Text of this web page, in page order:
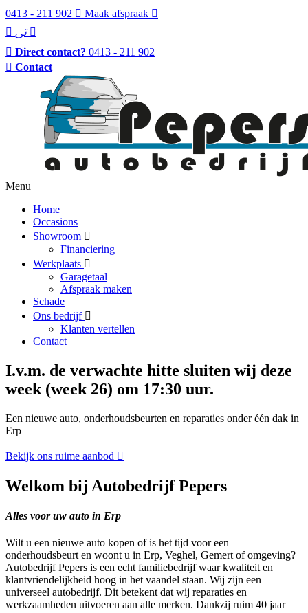
0413 - 211 902 Maak afspraak
Direct contact? 0413 - 211 902
Contact
Menu
Home
Occasions
Showroom
Financiering
Werkplaats
Garagetaal
Afspraak maken
Schade
Ons bedrijf
Klanten vertellen
Contact
I.v.m. de verwachte hitte sluiten wij deze
week (week 26) om 17:30 uur.
Een nieuwe auto, onderhoudsbeurten en reparaties onder één dak in
Erp
Bekijk ons ruime aanbod
Welkom bij Autobedrijf Pepers
Alles voor uw auto in Erp
Wilt u een nieuwe auto kopen of is het tijd voor een
onderhoudsbeurt en woont u in Erp, Veghel, Gemert of omgeving?
Autobedrijf Pepers is een echt familiebedrijf waar kwaliteit en
klantvriendelijkheid hoog in het vaandel staan. Wij zijn een
universeel autobedrijf. Dit betekent dat wij reparaties en
werkzaamheden uitvoeren aan alle merken. Dankzij ruim 40 jaar